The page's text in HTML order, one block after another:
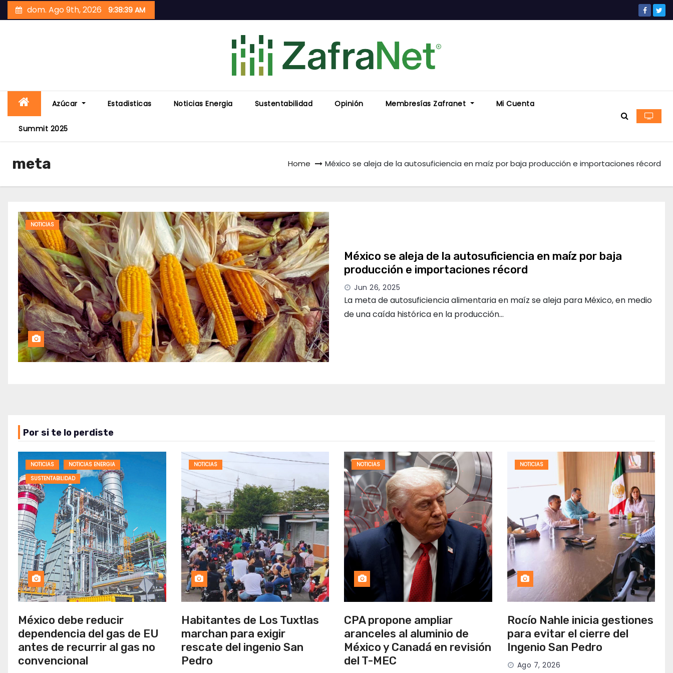
to
dom. Ago 9th, 2026 9:38:39 AM
Azúcar Estadisticas Noticias Energia Sustentabilidad Opinión Membresías Zafranet Mi Cuenta
Summit 2025
meta Home México se aleja de la autosuficiencia en maíz por baja producción e importaciones récord
NOTICIAS
México se aleja de la autosuficiencia en maíz por baja
producción e importaciones récord
Jun 26, 2025
La meta de autosuficiencia alimentaria en maíz se aleja para México, en medio
de una caída histórica en la producción…
Por si te lo perdiste
NOTICIAS
NOTICIAS ENERGIA
SUSTENTABILIDAD
México debe reducir
dependencia del gas de EU
antes de recurrir al gas no
convencional
NOTICIAS
Habitantes de Los Tuxtlas
marchan para exigir
rescate del ingenio San
Pedro
NOTICIAS
CPA propone ampliar
aranceles al aluminio de
México y Canadá en revisión
del T-MEC
NOTICIAS
Rocío Nahle inicia gestiones
para evitar el cierre del
Ingenio San Pedro
Ago 7, 2026